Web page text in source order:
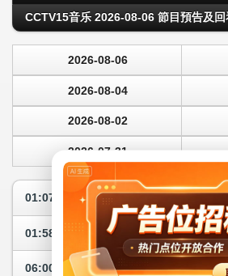
CCTV15音乐 2026-08-06 節目預告及回
2026-08-06
2026-08-04
2026-08-02
2026-07-31
01:07 风华国乐
01:58 闭台
06:00 精彩音乐汇